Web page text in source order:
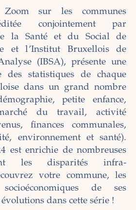
sur les communes
conjointement par
la Santé et du Social de
et l’Institut Bruxellois de
(IBSA), présente une
des statistiques de chaque
dans un grand nombre
petite enfance,
du travail, activité
finances communales,
environnement et santé).
est enrichie de nombreuses
les disparités infra-
votre commune, les
socioéconomiques de ses
dans cette série !